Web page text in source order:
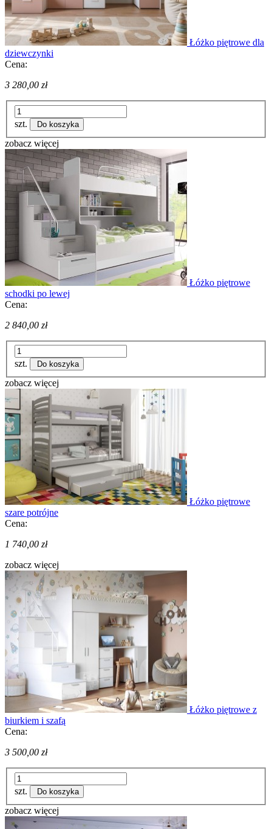
Łóżko piętrowe dla
dziewczynki
Cena:
3 280,00 zł
szt. Do koszyka
zobacz więcej
Łóżko piętrowe
schodki po lewej
Cena:
2 840,00 zł
szt. Do koszyka
zobacz więcej
Łóżko piętrowe
szare potrójne
Cena:
1 740,00 zł
zobacz więcej
Łóżko piętrowe z
biurkiem i szafą
Cena:
3 500,00 zł
szt. Do koszyka
zobacz więcej